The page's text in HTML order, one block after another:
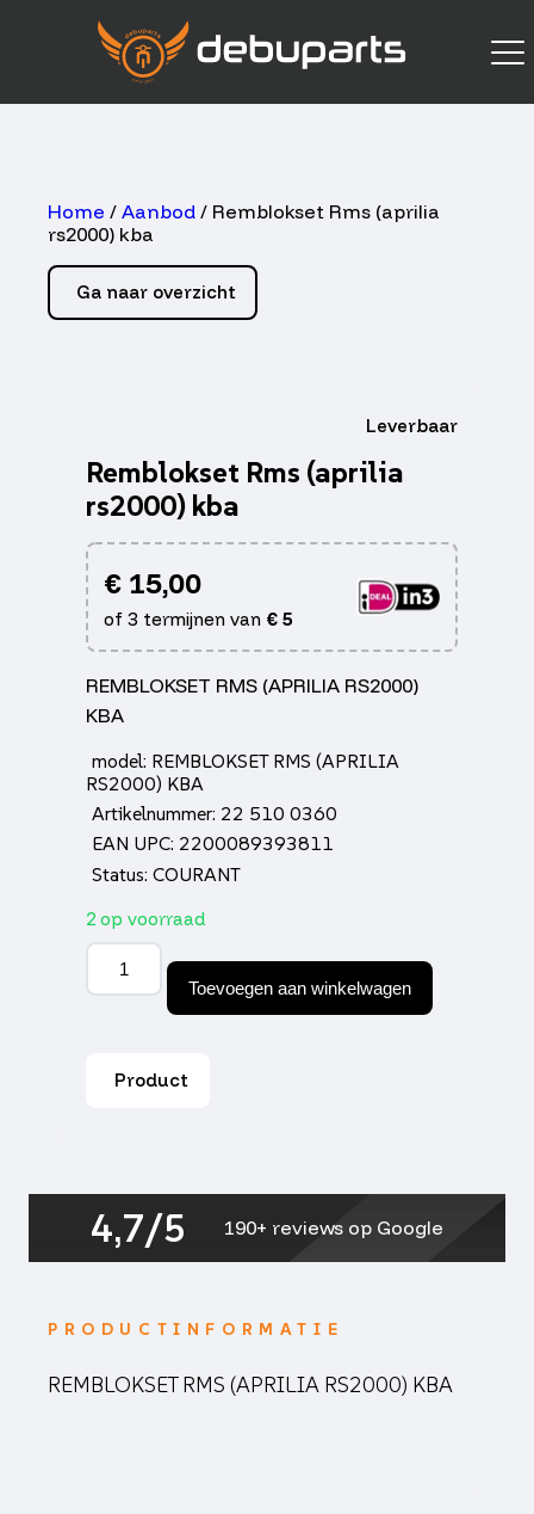
Home / Aanbod / Remblokset Rms (aprilia
rs2000) kba
Ga naar overzicht
Leverbaar
Remblokset Rms (aprilia
rs2000) kba
€15,00
of 3 termijnen van €5
REMBLOKSET RMS (APRILIA RS2000)
KBA
model: REMBLOKSET RMS (APRILIA
RS2000) KBA
Artikelnummer: 22 510 0360
EAN UPC: 2200089393811
Status: COURANT
2 op voorraad
Remblokset
Rms
(aprilia
Toevoegen aan winkelwagen
Product
4,7/5 190+ reviews op Google
PRODUCTINFORMATIE
REMBLOKSET RMS (APRILIA RS2000) KBA